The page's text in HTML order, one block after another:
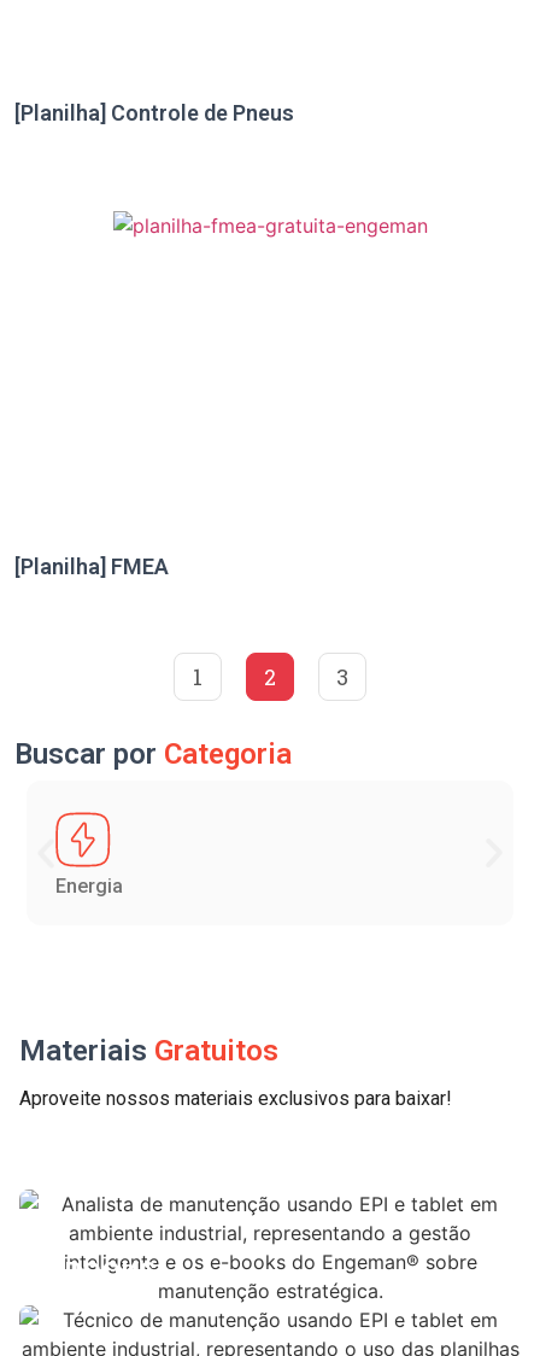
[Planilha] Controle de Pneus
[Planilha] FMEA
1 2 3
Buscar por Categoria
Energia
Materiais Gratuitos
Aproveite nossos materiais exclusivos para baixar!
E-BOOKS